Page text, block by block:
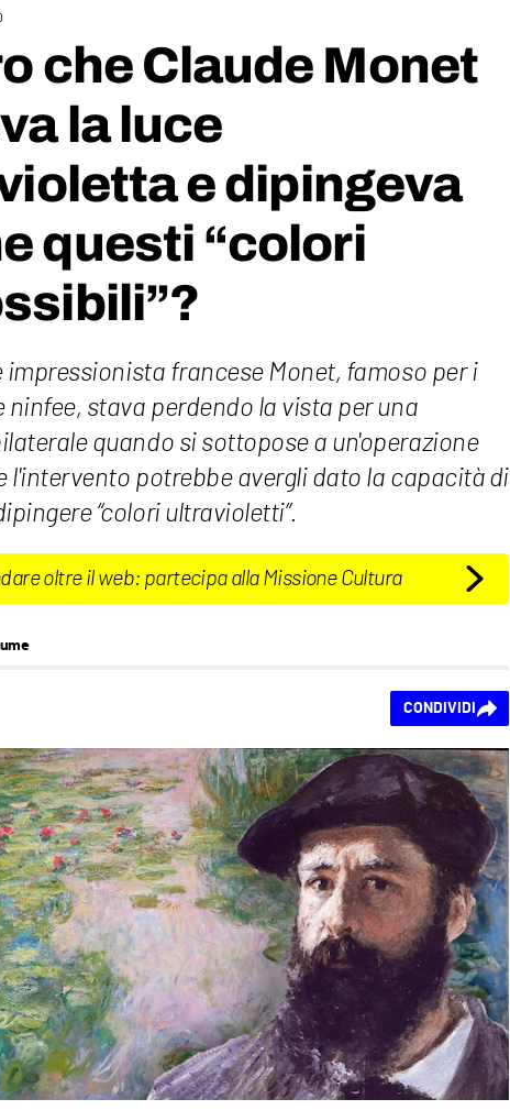
che Claude Monet
la luce
e dipingeva
questi “colori
impressionista francese Monet, famoso per i
ninfee, stava perdendo la vista per una
quando si sottopose a un'operazione
l'intervento potrebbe avergli dato la capacità di
“colori ultravioletti”.
oltre il web: partecipa alla Missione Cultura
CONDIVIDI